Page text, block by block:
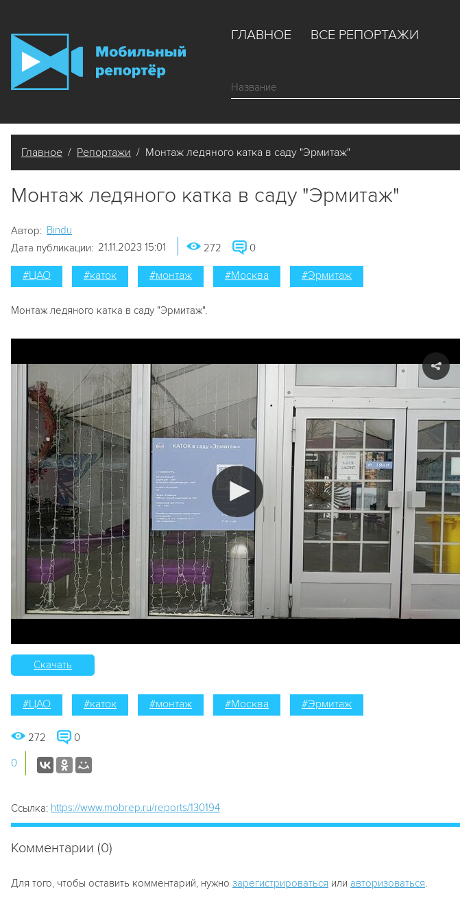
ГЛАВНОЕ ВСЕ РЕПОРТАЖИ
Главное / Репортажи / Монтаж ледяного катка в саду "Эрмитаж"
Монтаж ледяного катка в саду "Эрмитаж"
Автор: Bindu
Дата публикации: 21.11.2023 15:01 272 0
#ЦАО #каток #монтаж #Москва #Эрмитаж
Монтаж ледяного катка в саду "Эрмитаж".
Скачать
#ЦАО #каток #монтаж #Москва #Эрмитаж
272 0
0
Ссылка: https://www.mobrep.ru/reports/130194
Комментарии (0)
Для того, чтобы оставить комментарий, нужно зарегистрироваться или авторизоваться.